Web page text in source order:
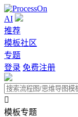
AI
推荐
模板社区
专题
登录 免费注册

模板专题